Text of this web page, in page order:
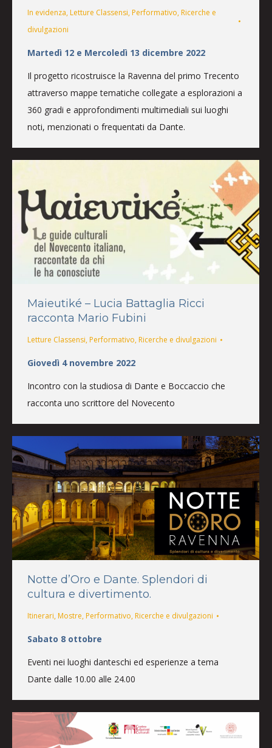
In evidenza, Letture Classensi, Performativo, Ricerche e
divulgazioni
Martedì 12 e Mercoledì 13 dicembre 2022
Il progetto ricostruisce la Ravenna del primo Trecento
attraverso mappe tematiche collegate a esplorazioni a
360 gradi e approfondimenti multimediali sui luoghi
noti, menzionati o frequentati da Dante.
Maieutiké – Lucia Battaglia Ricci
racconta Mario Fubini
Letture Classensi, Performativo, Ricerche e divulgazioni
Giovedì 4 novembre 2022
Incontro con la studiosa di Dante e Boccaccio che
racconta uno scrittore del Novecento
Notte d’Oro e Dante. Splendori di
cultura e divertimento.
Itinerari, Mostre, Performativo, Ricerche e divulgazioni
Sabato 8 ottobre
Eventi nei luoghi danteschi ed esperienze a tema
Dante dalle 10.00 alle 24.00